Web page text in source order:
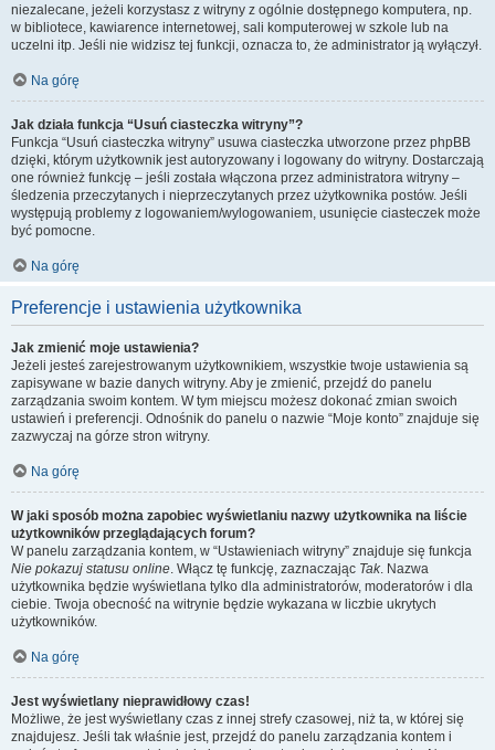
niezalecane, jeżeli korzystasz z witryny z ogólnie dostępnego komputera, np.
w bibliotece, kawiarence internetowej, sali komputerowej w szkole lub na
uczelni itp. Jeśli nie widzisz tej funkcji, oznacza to, że administrator ją wyłączył.
Na górę
Jak działa funkcja “Usuń ciasteczka witryny”?
Funkcja “Usuń ciasteczka witryny” usuwa ciasteczka utworzone przez phpBB
dzięki, którym użytkownik jest autoryzowany i logowany do witryny. Dostarczają
one również funkcję – jeśli została włączona przez administratora witryny –
śledzenia przeczytanych i nieprzeczytanych przez użytkownika postów. Jeśli
występują problemy z logowaniem/wylogowaniem, usunięcie ciasteczek może
być pomocne.
Na górę
Preferencje i ustawienia użytkownika
Jak zmienić moje ustawienia?
Jeżeli jesteś zarejestrowanym użytkownikiem, wszystkie twoje ustawienia są
zapisywane w bazie danych witryny. Aby je zmienić, przejdź do panelu
zarządzania swoim kontem. W tym miejscu możesz dokonać zmian swoich
ustawień i preferencji. Odnośnik do panelu o nazwie “Moje konto” znajduje się
zazwyczaj na górze stron witryny.
Na górę
W jaki sposób można zapobiec wyświetlaniu nazwy użytkownika na liście
użytkowników przeglądających forum?
W panelu zarządzania kontem, w “Ustawieniach witryny” znajduje się funkcja
Nie pokazuj statusu online. Włącz tę funkcję, zaznaczając Tak. Nazwa
użytkownika będzie wyświetlana tylko dla administratorów, moderatorów i dla
ciebie. Twoja obecność na witrynie będzie wykazana w liczbie ukrytych
użytkowników.
Na górę
Jest wyświetlany nieprawidłowy czas!
Możliwe, że jest wyświetlany czas z innej strefy czasowej, niż ta, w której się
znajdujesz. Jeśli tak właśnie jest, przejdź do panelu zarządzania kontem i